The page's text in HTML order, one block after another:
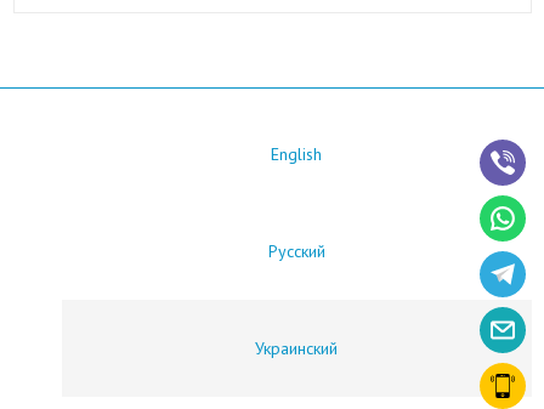
English
Русский
Украинский